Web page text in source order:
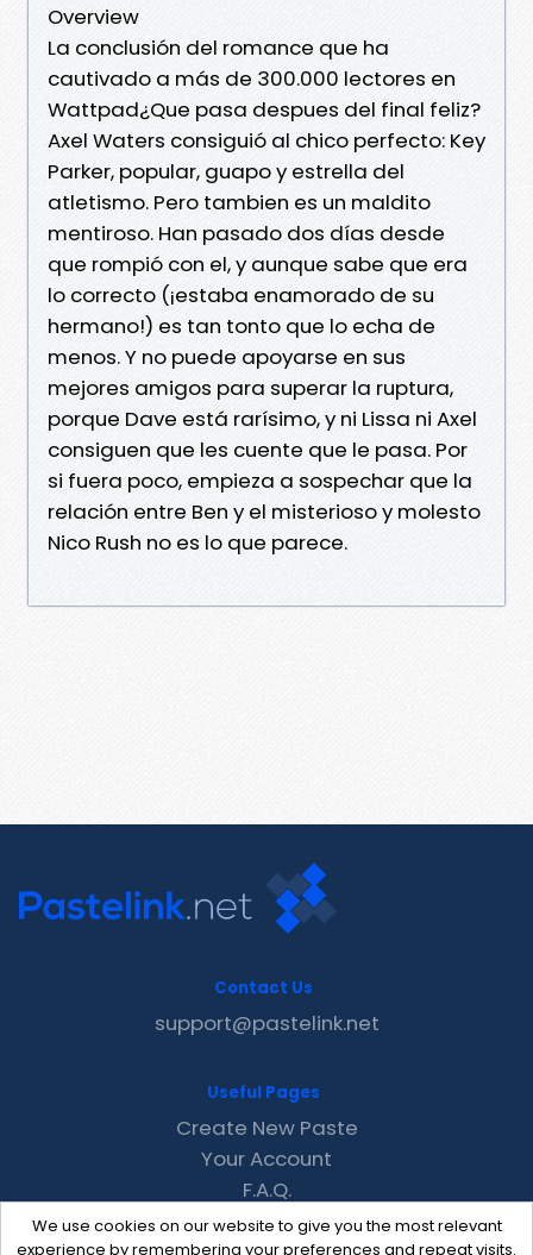
Overview
La conclusión del romance que ha
cautivado a más de 300.000 lectores en
Wattpad¿Que pasa despues del final feliz?
Axel Waters consiguió al chico perfecto: Key
Parker, popular, guapo y estrella del
atletismo. Pero tambien es un maldito
mentiroso. Han pasado dos días desde
que rompió con el, y aunque sabe que era
lo correcto (¡estaba enamorado de su
hermano!) es tan tonto que lo echa de
menos. Y no puede apoyarse en sus
mejores amigos para superar la ruptura,
porque Dave está rarísimo, y ni Lissa ni Axel
consiguen que les cuente que le pasa. Por
si fuera poco, empieza a sospechar que la
relación entre Ben y el misterioso y molesto
Nico Rush no es lo que parece.
We use cookies on our website to give you the most relevant
experience by remembering your preferences and repeat visits.
Contact Us
support@pastelink.net
Useful Pages
Create New Paste
Your Account
F.A.Q.
Recent